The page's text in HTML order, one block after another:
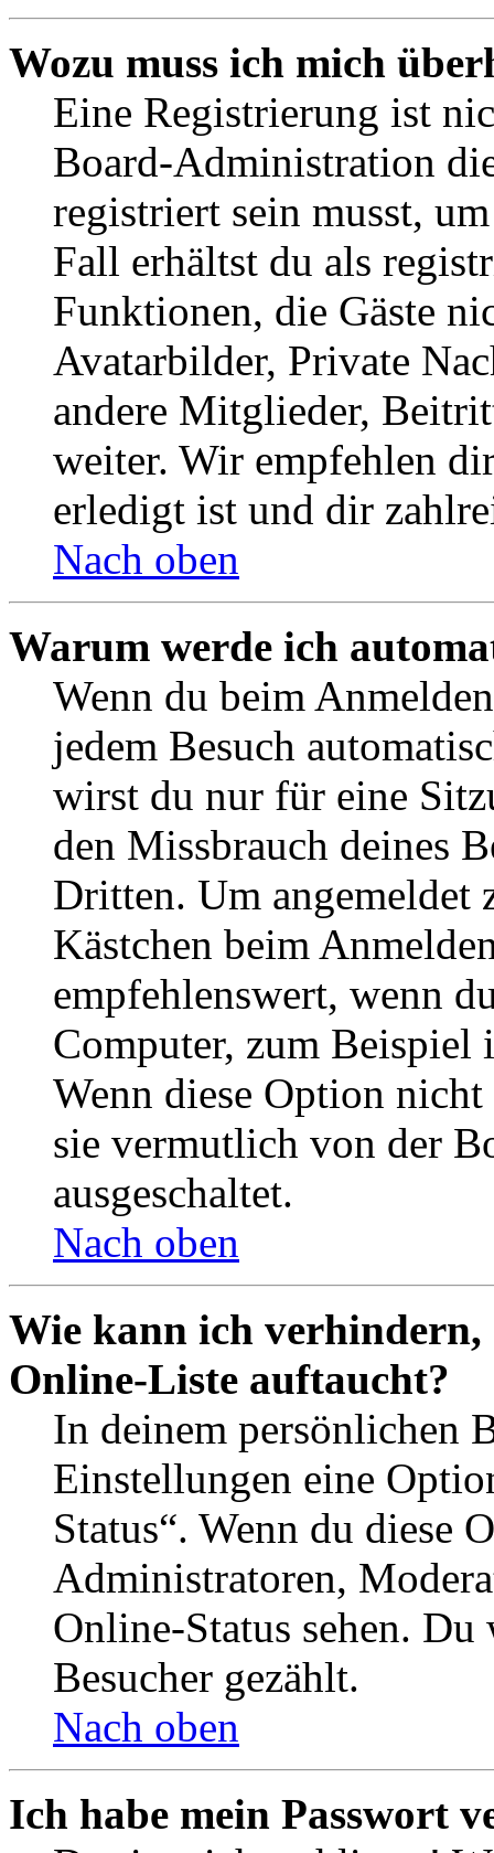
Wozu muss ich mich
Eine Registrierung ist
Board-Administration
registriert sein musst,
Fall erhältst du als
Funktionen, die Gäste
Avatarbilder, Private
andere Mitglieder,
weiter. Wir empfehlen
erledigt ist und dir
Nach oben
Warum werde ich
Wenn du beim
jedem Besuch
wirst du nur für eine
den Missbrauch deines
Dritten. Um angemeldet
Kästchen beim
empfehlenswert, wenn
Computer, zum Beispiel
Wenn diese Option
sie vermutlich von der
ausgeschaltet.
Nach oben
Wie kann ich verhindern,
Online-Liste auftaucht?
In deinem persönlichen
Einstellungen eine
Status“. Wenn du diese
Administratoren,
Online-Status sehen.
Besucher gezählt.
Nach oben
Ich habe mein Passwort